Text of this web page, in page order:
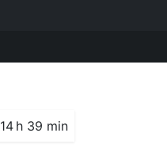
14 h 39 min